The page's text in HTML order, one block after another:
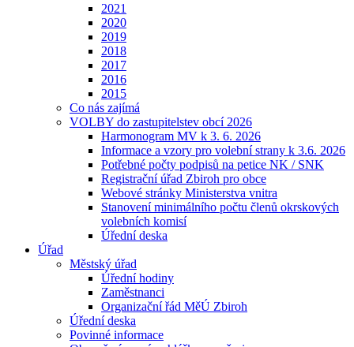
2021
2020
2019
2018
2017
2016
2015
Co nás zajímá
VOLBY do zastupitelstev obcí 2026
Harmonogram MV k 3. 6. 2026
Informace a vzory pro volební strany k 3.6. 2026
Potřebné počty podpisů na petice NK / SNK
Registrační úřad Zbiroh pro obce
Webové stránky Ministerstva vnitra
Stanovení minimálního počtu členů okrskových
volebních komisí
Úřední deska
Úřad
Městský úřad
Úřední hodiny
Zaměstnanci
Organizační řád MěÚ Zbiroh
Úřední deska
Povinné informace